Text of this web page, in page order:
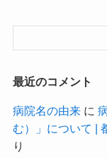
最近のコメント
病院名の由来に
む）」について |
り